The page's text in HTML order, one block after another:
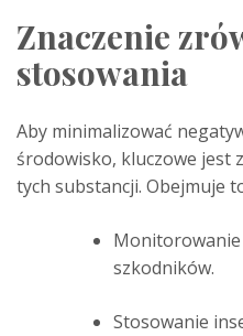
Znaczenie
stosowania
Aby minimalizować
środowisko, kluczowe jest
tych substancji. Obejmuje
szkodników.
Stosowanie